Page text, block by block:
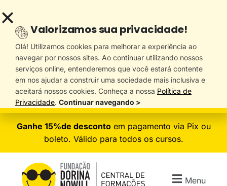
Ganhe 15%de descontoem pagamento via Pix ou
boleto. Válido para todos os cursos.
Menu
Valorizamos sua privacidade!
Olá! Utilizamos cookies para melhorar a experiência ao
navegar por nossos sites. Ao continuar utilizando nossos
serviços online, entenderemos que você estará contente
em nos ajudar a construir uma sociedade mais inclusiva e
aceitará nossos cookies. Conheça a nossa Política de
Privacidade. Continuar navegando >